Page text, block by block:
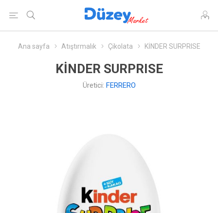
Ana sayfa Atıştırmalık Çikolata KİNDER SURPRISE
KİNDER SURPRISE
Üretici: FERRERO